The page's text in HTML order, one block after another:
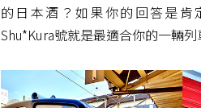
的日本酒？如果你的回答是肯
Shu*Kura號就是最適合你的一輛列